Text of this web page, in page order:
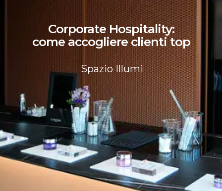
Corporate Hospitality:
come accogliere clienti top
Spazio Illumi